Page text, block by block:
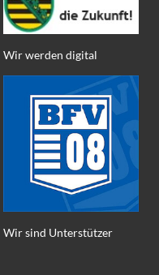
Wir werden digital
Wir sind Unterstützer